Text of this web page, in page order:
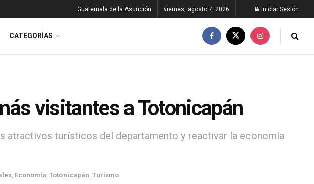
Guatemala de la Asunción viernes, agosto 7, 2026 Iniciar Sesión
CATEGORÍAS
visitantes a Totonicapán
atractivos turísticos del departamento y reactivar la economía
Economía Totonicapán Turismo